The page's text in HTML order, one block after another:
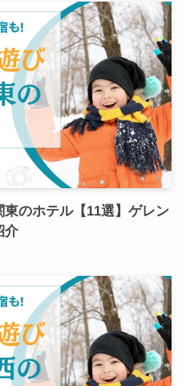
のホテル【11選】ゲレン
介